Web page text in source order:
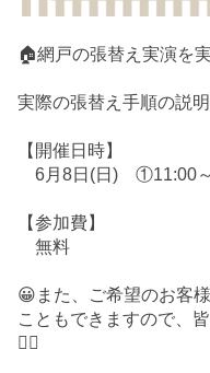
🏠網戸の張替え実演を
実際の張替え手順の説
【開催日時】
6月8日(日) ①11:00
【参加費】
無料
😀また、ご希望のお客
こともできますので、
🙇‍♀️